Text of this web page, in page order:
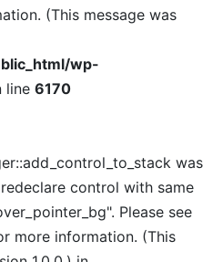
(This message was
wp-
line 6170
was
control with same
Please see
more information. (This